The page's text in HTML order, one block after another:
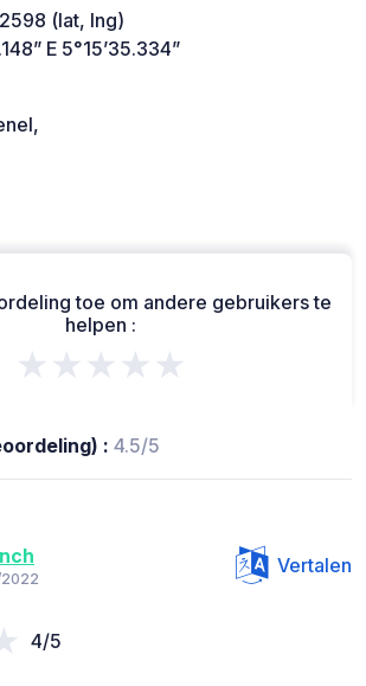
(lat, lng)
E 5°15’35.334”
toe om andere gebruikers te
helpen :
★★★★★
: 4.5/5
Vertalen
4/5